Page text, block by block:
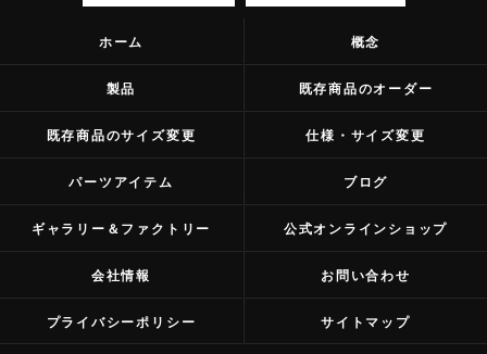
ホーム 概念
製品 既存商品のオーダー
既存商品のサイズ変更 仕様・サイズ変更
パーツアイテム ブログ
ギャラリー＆ファクトリー 公式オンラインショップ
会社情報 お問い合わせ
プライバシーポリシー サイトマップ